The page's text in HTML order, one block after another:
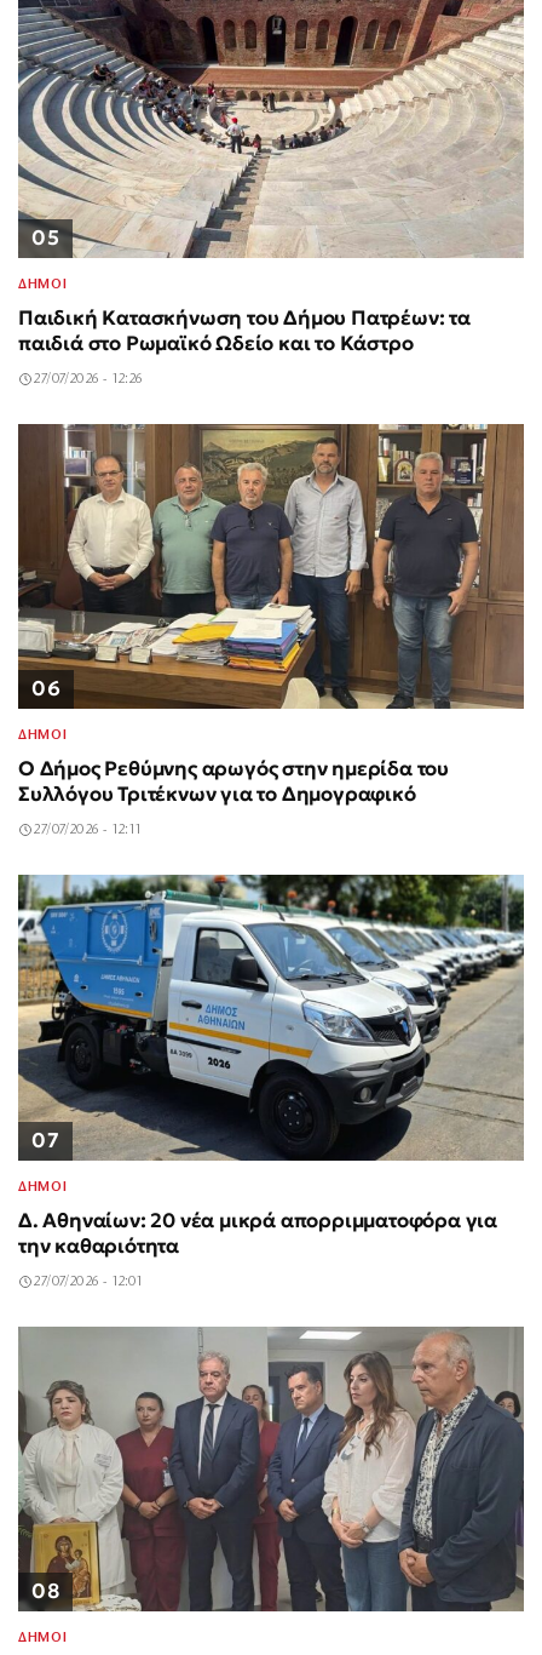
05
ΔΗΜΟΙ
Παιδική Κατασκήνωση του Δήμου Πατρέων: τα
παιδιά στο Ρωμαϊκό Ωδείο και το Κάστρο
27/07/2026 - 12:26
06
ΔΗΜΟΙ
Ο Δήμος Ρεθύμνης αρωγός στην ημερίδα του
Συλλόγου Τριτέκνων για το Δημογραφικό
27/07/2026 - 12:11
07
ΔΗΜΟΙ
Δ. Αθηναίων: 20 νέα μικρά απορριμματοφόρα για
την καθαριότητα
27/07/2026 - 12:01
08
ΔΗΜΟΙ